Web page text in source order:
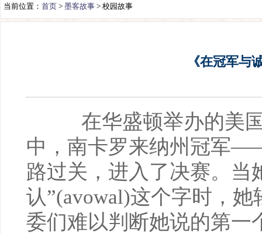
当前位置： 首页 > 墨客故事 > 校园故事
《在冠军与
在华盛顿举办的美国
中，南卡罗来纳州冠军
路过关，进入了决赛。当
认”(avowal)这个字时，
委们难以判断她说的第一